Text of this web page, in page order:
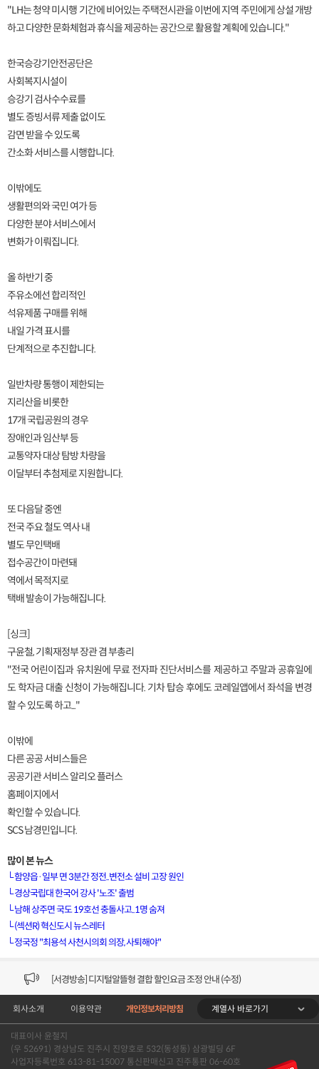
"LH는 청약 미시행 기간에 비어있는 주택전시관을 이번에 지역 주민에게 상설 개방
하고 다양한 문화체험과 휴식을 제공하는 공간으로 활용할 계획에 있습니다."
한국승강기안전공단은
사회복지시설이
승강기 검사수수료를
별도 증빙서류 제출 없이도
감면 받을 수 있도록
간소화 서비스를 시행합니다.
이밖에도
생활편의와 국민 여가 등
다양한 분야 서비스에서
변화가 이뤄집니다.
올 하반기 중
주유소에선 합리적인
석유제품 구매를 위해
내일 가격 표시를
단계적으로 추진합니다.
일반차량 통행이 제한되는
지리산을 비롯한
17개 국립공원의 경우
장애인과 임산부 등
교통약자 대상 탐방 차량을
이달부터 추첨제로 지원합니다.
또 다음달 중엔
전국 주요 철도 역사 내
별도 무인택배
접수공간이 마련돼
역에서 목적지로
택배 발송이 가능해집니다.
[싱크]
구윤철, 기획재정부 장관 겸 부총리
"전국 어린이집과 유치원에 무료 전자파 진단서비스를 제공하고 주말과 공휴일에
도 학자금 대출 신청이 가능해집니다. 기차 탑승 후에도 코레일앱에서 좌석을 변경
할 수 있도록 하고..."
이밖에
다른 공공 서비스들은
공공기관 서비스 알리오 플러스
홈페이지에서
확인할 수 있습니다.
SCS 남경민입니다.
많이 본 뉴스
└함양읍·일부 면 3분간 정전..변전소 설비 고장 원인
└경상국립대 한국어 강사 '노조' 출범
└남해 상주면 국도 19호선 충돌사고..1명 숨져
└(섹션R) 혁신도시 뉴스레터
└정국정 "최용석 사천시의회 의장, 사퇴해야"
[서경방송] 일부 채널편성 변경 안내의 건 (7/22)
[서경방송] 디지털알뜰형 결합 할인요금 조정 안내 (수정)
[공지] 개인정보처리방침 (Ver2.15) 개정의 건 (7/1)
[서경방송] 일부 채널편성 변경 안내의 건 (7/1)
회사소개 이용약관 개인정보처리방침 계열사 바로가기
대표이사 윤철지
(우 52691) 경상남도 진주시 진양호로 532(동성동) 삼광빌딩 6F
사업자등록번호 613-81-15007 통신판매신고 진주통판 06-60호